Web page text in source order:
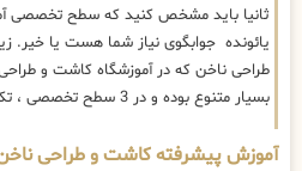
ثانیا باید مشخص کنید که سطح تخصصی
یائونده جوابگوی نیاز شما هست یا خیر.
طراحی ناخن که در آموزشگاه کاشت و
بسیار متنوع بوده و در 3 سطح تخصصی ، تکمیلی ، مربیگری برگزار میشوند.
آموزش پیشرفته کاشت و طراحی ناخن